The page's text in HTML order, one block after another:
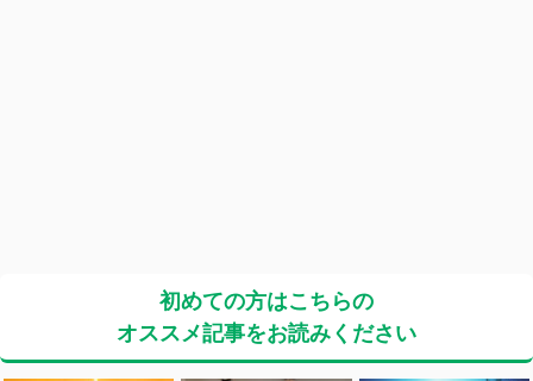
初めての方はこちらの
オススメ記事をお読みください